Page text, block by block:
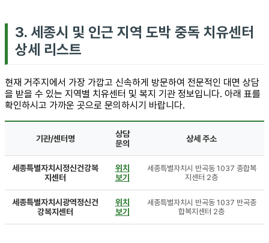
3. 세종시 및 인근 지역 도박 중독 치유센터
상세 리스트
현재 거주지에서 가장 가깝고 신속하게 방문하여 전문적인 대면 상담
을 받을 수 있는 지역별 치유센터 및 복지 기관 정보입니다. 아래 표를
확인하시고 가까운 곳으로 문의하시기 바랍니다.
기관/센터명
상담
문의
상세 주소
세종특별자치시정신건강복
지센터
위치
보기
세종특별자치시 반곡동 1037 종합복
지센터 2층
세종특별자치시광역정신건
강복지센터
위치
보기
세종특별자치시 반곡동 1037 반곡종
합복지센터 2층